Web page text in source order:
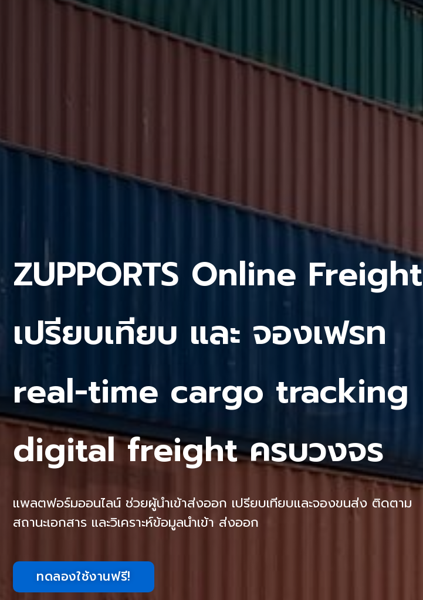
ZUPPORTS Online Freight
เปรียบเทียบ และ จองเฟรท
real-time cargo tracking
digital freight ครบวงจร
แพลตฟอร์มออนไลน์ ช่วยผู้นำเข้าส่งออก เปรียบเทียบและจองขนส่ง ติดตาม
สถานะเอกสาร และวิเคราะห์ข้อมูลนำเข้า ส่งออก
ทดลองใช้งานฟรี!